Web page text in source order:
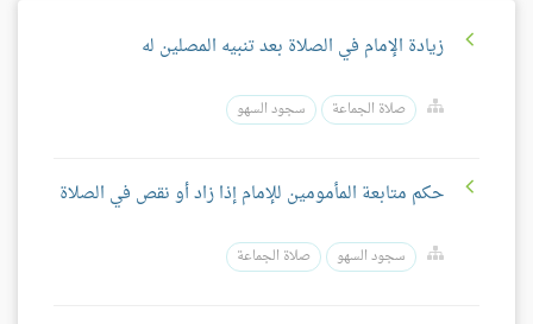
زيادة الإمام في الصلاة بعد تنبيه المصلين له
صلاة الجماعة سجود السهو
حكم متابعة المأمومين للإمام إذا زاد أو نقص في الصلاة
سجود السهو صلاة الجماعة